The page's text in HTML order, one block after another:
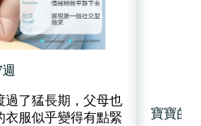
過了猛長期，父母也
衣服似乎變得有點緊
寶寶的